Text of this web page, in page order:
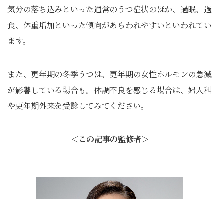
気分の落ち込みといった通常のうつ症状のほか、過眠、過
食、体重増加といった傾向があらわれやすいといわれてい
ます。
また、更年期の冬季うつは、更年期の女性ホルモンの急減
が影響している場合も。体調不良を感じる場合は、婦人科
や更年期外来を受診してみてください。
＜ この記事の監修者＞